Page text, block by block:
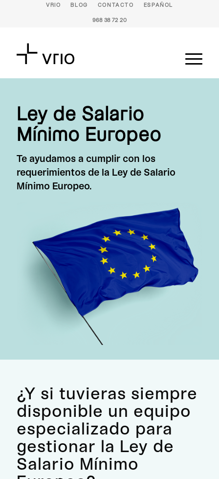
VRIO BLOG CONTACTO ESPAÑOL
968 38 72 20
Ley de Salario
Mínimo Europeo
Te ayudamos a cumplir con los
requerimientos de la Ley de Salario
Mínimo Europeo.
¿Y si tuvieras siempre
disponible un equipo
especializado para
gestionar la Ley de
Salario Mínimo